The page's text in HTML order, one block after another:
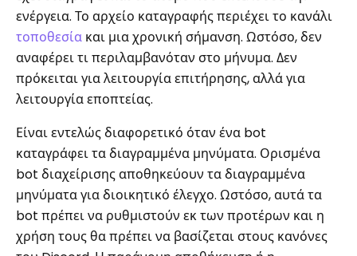
ενέργεια. Το αρχείο καταγραφής περιέχει το κανάλι
τοποθεσία και μια χρονική σήμανση. Ωστόσο, δεν
αναφέρει τι περιλαμβανόταν στο μήνυμα. Δεν
πρόκειται για λειτουργία επιτήρησης, αλλά για
λειτουργία εποπτείας.
Είναι εντελώς διαφορετικό όταν ένα bot
καταγράφει τα διαγραμμένα μηνύματα. Ορισμένα
bot διαχείρισης αποθηκεύουν τα διαγραμμένα
μηνύματα για διοικητικό έλεγχο. Ωστόσο, αυτά τα
bot πρέπει να ρυθμιστούν εκ των προτέρων και η
χρήση τους θα πρέπει να βασίζεται στους κανόνες